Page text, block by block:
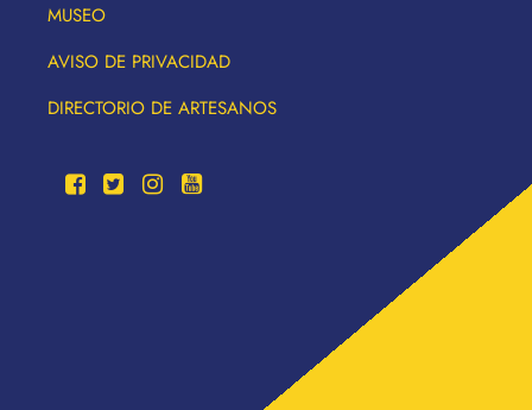
MUSEO
AVISO DE PRIVACIDAD
DIRECTORIO DE ARTESANOS